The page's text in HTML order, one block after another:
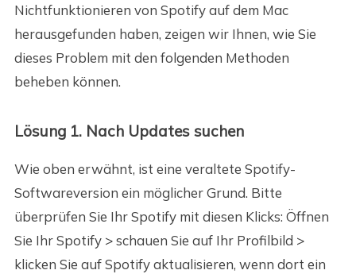
Nichtfunktionieren von Spotify auf dem Mac
herausgefunden haben, zeigen wir Ihnen, wie Sie
dieses Problem mit den folgenden Methoden
beheben können.
Lösung 1. Nach Updates suchen
Wie oben erwähnt, ist eine veraltete Spotify-
Softwareversion ein möglicher Grund. Bitte
überprüfen Sie Ihr Spotify mit diesen Klicks: Öffnen
Sie Ihr Spotify > schauen Sie auf Ihr Profilbild >
klicken Sie auf Spotify aktualisieren, wenn dort ein